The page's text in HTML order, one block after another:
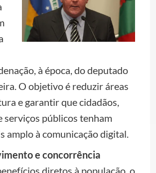
à época, do deputado
O objetivo é reduzir áreas
e garantir que cidadãos,
serviços públicos tenham
amplo à comunicação digital.
e concorrência
diretos à população, o